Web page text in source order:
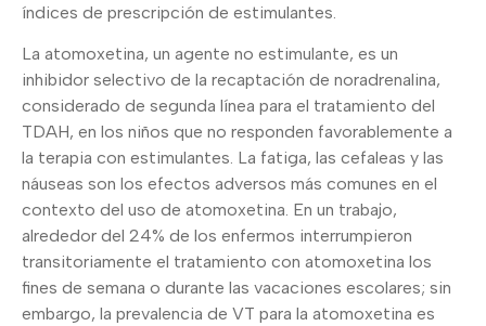
índices de prescripción de estimulantes.
La atomoxetina, un agente no estimulante, es un
inhibidor selectivo de la recaptación de noradrenalina,
considerado de segunda línea para el tratamiento del
TDAH, en los niños que no responden favorablemente a
la terapia con estimulantes. La fatiga, las cefaleas y las
náuseas son los efectos adversos más comunes en el
contexto del uso de atomoxetina. En un trabajo,
alrededor del 24% de los enfermos interrumpieron
transitoriamente el tratamiento con atomoxetina los
fines de semana o durante las vacaciones escolares; sin
embargo, la prevalencia de VT para la atomoxetina es